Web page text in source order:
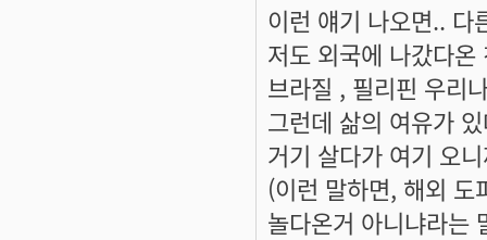
이런 얘기 나오면.. 다
저도 외국에 나갔다
브라질 , 필리핀 우리
그런데 삶의 여유가
거기 살다가 여기 오
(이런 말하면, 해외 도
놀다온거 아니냐라는